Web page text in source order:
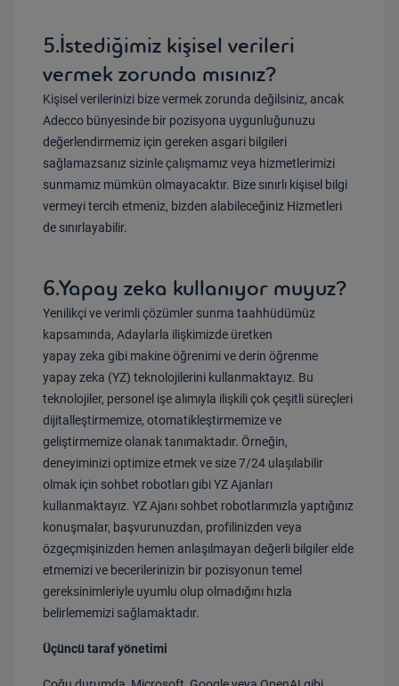
5.İstediğimiz kişisel verileri
vermek zorunda mısınız?
Kişisel verilerinizi bize vermek zorunda değilsiniz, ancak
Adecco bünyesinde bir pozisyona uygunluğunuzu
değerlendirmemiz için gereken asgari bilgileri
sağlamazsanız sizinle çalışmamız veya hizmetlerimizi
sunmamız mümkün olmayacaktır. Bize sınırlı kişisel bilgi
vermeyi tercih etmeniz, bizden alabileceğiniz Hizmetleri
de sınırlayabilir.
6.Yapay zeka kullanıyor muyuz?
Yenilikçi ve verimli çözümler sunma taahhüdümüz
kapsamında, Adaylarla ilişkimizde üretken
yapay zeka gibi makine öğrenimi ve derin öğrenme
yapay zeka (YZ) teknolojilerini kullanmaktayız. Bu
teknolojiler, personel işe alımıyla ilişkili çok çeşitli süreçleri
dijitalleştirmemize, otomatikleştirmemize ve
geliştirmemize olanak tanımaktadır. Örneğin,
deneyiminizi optimize etmek ve size 7/24 ulaşılabilir
olmak için sohbet robotları gibi YZ Ajanları
kullanmaktayız. YZ Ajanı sohbet robotlarımızla yaptığınız
konuşmalar, başvurunuzdan, profilinizden veya
özgeçmişinizden hemen anlaşılmayan değerli bilgiler elde
etmemizi ve becerilerinizin bir pozisyonun temel
gereksinimleriyle uyumlu olup olmadığını hızla
belirlememizi sağlamaktadır.
Üçüncü taraf yönetimi